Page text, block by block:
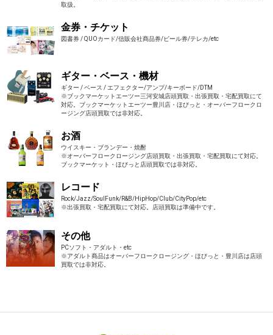
取扱。
金券・チケット
図書券 / QUOカード/信販会社商品券/ビール券/テレカ/etc
ギター・ベース・機材
ギター / ベース / エフェクター/アンプ/キーボード/DTM
※ブックマーケットエーツー三河安城店頭買取・出張買取・宅配買取にて
対応。ブックマーケットエーツー豊川店・ほびっと・オーバーフロークロ
ージング店頭買取では非対応。
お酒
ウイスキー・ブランデー・焼酎
※オーバーフロークロージング店頭買取・出張買取・宅配買取にて対応。
ブックマーケット・ほびっと店頭買取では非対応。
レコード
Rock/Jazz/SoulFunk/R&B/HipHop/Club/CityPop/etc
※出張買取・宅配買取にて対応。店頭買取は準備中です。
その他
PCソフト・アダルト・etc
※アダルト商品はオーバーフロークロージング・ほびっと・豊川店は店頭
買取では非対応。